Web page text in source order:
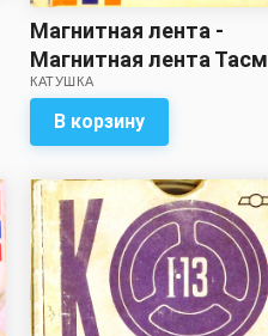
Магнитная лента -
Магнитная лента
375м (с записью)
КАТУШКА
В корзину